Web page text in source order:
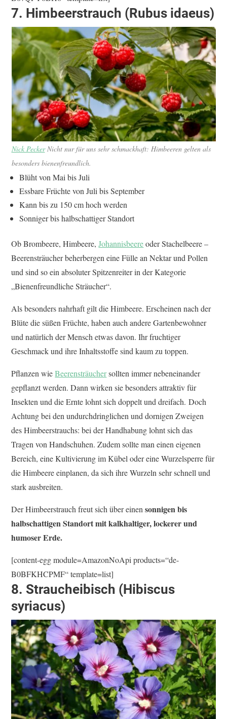
7. Himbeerstrauch (Rubus idaeus)
Nick PeckerNicht nur für uns sehr schmackhaft: Himbeeren gelten als
besonders bienenfreundlich.
Blüht von Mai bis Juli
Essbare Früchte von Juli bis September
Kann bis zu 150 cm hoch werden
Sonniger bis halbschattiger Standort
Ob Brombeere, Himbeere,Johannisbeereoder Stachelbeere –
Beerensträucher beherbergen eine Fülle an Nektar und Pollen
und sind so ein absoluter Spitzenreiter in der Kategorie
„Bienenfreundliche Sträucher“.
Als besonders nahrhaft gilt die Himbeere. Erscheinen nach der
Blüte die süßen Früchte, haben auch andere Gartenbewohner
und natürlich der Mensch etwas davon. Ihr fruchtiger
Geschmack und ihre Inhaltsstoffe sind kaum zu toppen.
Pflanzen wieBeerensträuchersollten immer nebeneinander
gepflanzt werden. Dann wirken sie besonders attraktiv für
Insekten und die Ernte lohnt sich doppelt und dreifach. Doch
Achtung bei den undurchdringlichen und dornigen Zweigen
des Himbeerstrauchs: bei der Handhabung lohnt sich das
Tragen von Handschuhen. Zudem sollte man einen eigenen
Bereich, eine Kultivierung im Kübel oder eine Wurzelsperre für
die Himbeere einplanen, da sich ihre Wurzeln sehr schnell und
stark ausbreiten.
Der Himbeerstrauch freut sich über einensonnigen bis
halbschattigen Standort mit kalkhaltiger, lockerer und
humoser Erde.
[content-egg module=AmazonNoApi products=“de-
B0BFKHCPMF“ template=list]
8. Straucheibisch (Hibiscus
syriacus)